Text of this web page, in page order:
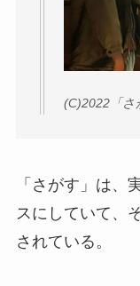
(C)2022「さ
「さがす」は、
スにしていて、
されている。